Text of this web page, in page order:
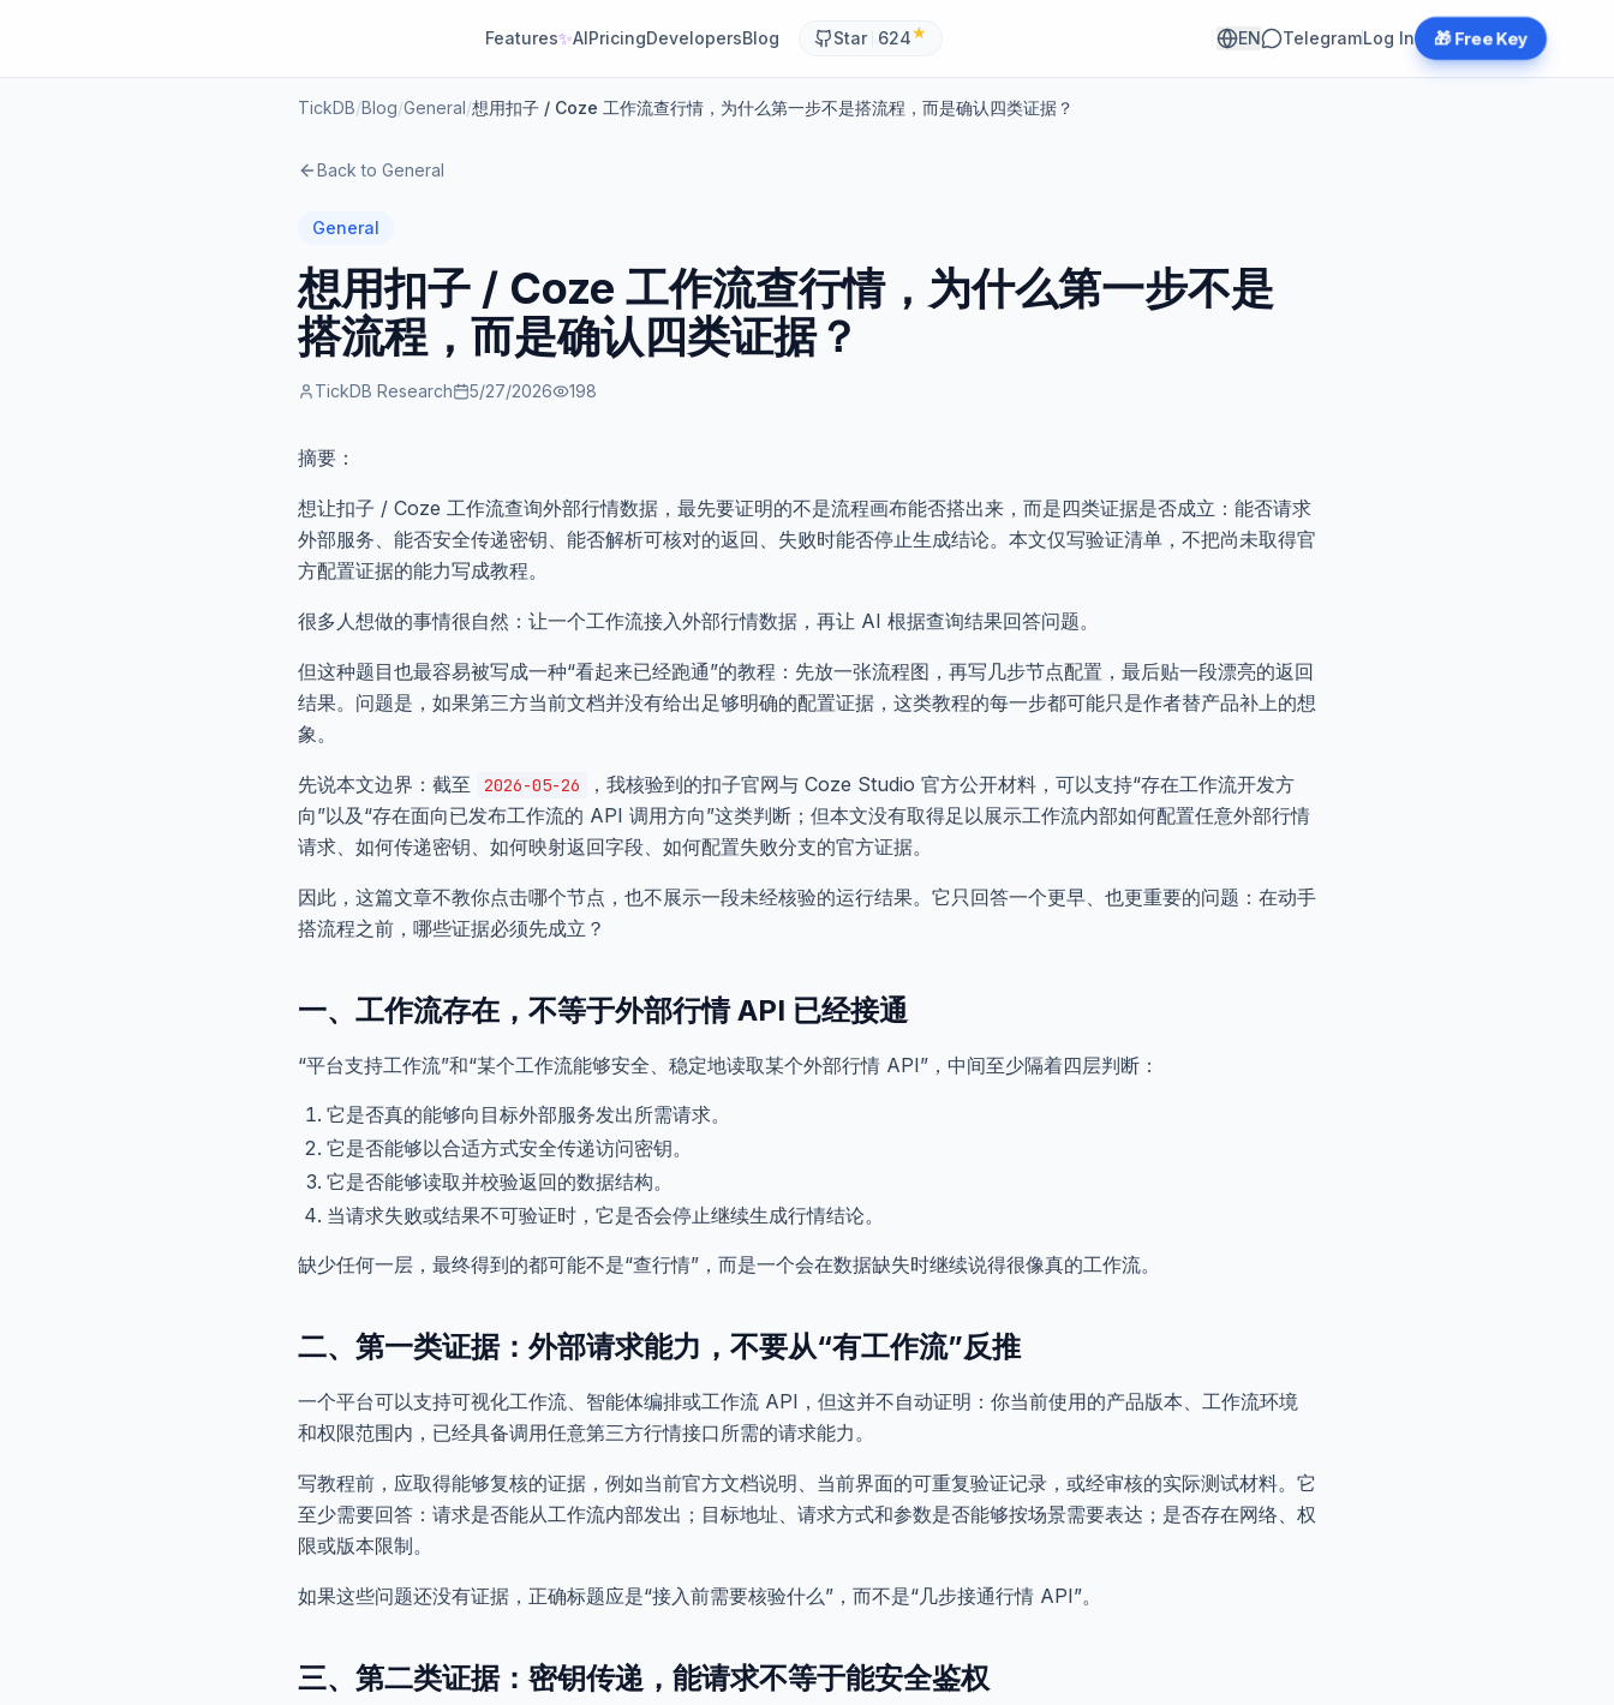
Features✨AIPricingDevelopersBlog Star 624★ EN TelegramLog In 🎁 Free Key
TickDB/Blog/General/想用扣子 / Coze 工作流查行情，为什么第一步不是搭流程，而是确认四类证据？
Back to General
General
想用扣子 / Coze 工作流查行情，为什么第一步不是
搭流程，而是确认四类证据？
TickDB Research 5/27/2026 198
摘要：
想让扣子 / Coze 工作流查询外部行情数据，最先要证明的不是流程画布能否搭出来，而是四类证据是否成立：能否请求
外部服务、能否安全传递密钥、能否解析可核对的返回、失败时能否停止生成结论。本文仅写验证清单，不把尚未取得官
方配置证据的能力写成教程。
很多人想做的事情很自然：让一个工作流接入外部行情数据，再让 AI 根据查询结果回答问题。
但这种题目也最容易被写成一种“看起来已经跑通”的教程：先放一张流程图，再写几步节点配置，最后贴一段漂亮的返回
结果。问题是，如果第三方当前文档并没有给出足够明确的配置证据，这类教程的每一步都可能只是作者替产品补上的想
象。
先说本文边界：截至 2026-05-26
，我核验到的扣子官网与 Coze Studio 官方公开材料，可以支持“存在工作流开发方
向”以及“存在面向已发布工作流的 API 调用方向”这类判断；但本文没有取得足以展示工作流内部如何配置任意外部行情
请求、如何传递密钥、如何映射返回字段、如何配置失败分支的官方证据。
因此，这篇文章不教你点击哪个节点，也不展示一段未经核验的运行结果。它只回答一个更早、也更重要的问题：在动手
搭流程之前，哪些证据必须先成立？
一、工作流存在，不等于外部行情 API 已经接通
“平台支持工作流”和“某个工作流能够安全、稳定地读取某个外部行情 API”，中间至少隔着四层判断：
它是否真的能够向目标外部服务发出所需请求。
它是否能够以合适方式安全传递访问密钥。
它是否能够读取并校验返回的数据结构。
当请求失败或结果不可验证时，它是否会停止继续生成行情结论。
缺少任何一层，最终得到的都可能不是“查行情”，而是一个会在数据缺失时继续说得很像真的工作流。
二、第一类证据：外部请求能力，不要从“有工作流”反推
一个平台可以支持可视化工作流、智能体编排或工作流 API，但这并不自动证明：你当前使用的产品版本、工作流环境
和权限范围内，已经具备调用任意第三方行情接口所需的请求能力。
写教程前，应取得能够复核的证据，例如当前官方文档说明、当前界面的可重复验证记录，或经审核的实际测试材料。它
至少需要回答：请求是否能从工作流内部发出；目标地址、请求方式和参数是否能够按场景需要表达；是否存在网络、权
限或版本限制。
如果这些问题还没有证据，正确标题应是“接入前需要核验什么”，而不是“几步接通行情 API”。
三、第二类证据：密钥传递，能请求不等于能安全鉴权